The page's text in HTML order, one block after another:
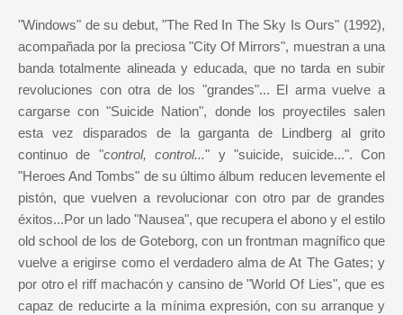
"Windows" de su debut, "The Red In The Sky Is Ours" (1992),
acompañada por la preciosa "City Of Mirrors", muestran a una
banda totalmente alineada y educada, que no tarda en subir
revoluciones con otra de los "grandes"... El arma vuelve a
cargarse con "Suicide Nation", donde los proyectiles salen
esta vez disparados de la garganta de Lindberg al grito
continuo de "control, control..." y "suicide, suicide...". Con
"Heroes And Tombs" de su último álbum reducen levemente el
pistón, que vuelven a revolucionar con otro par de grandes
éxitos...Por un lado "Nausea", que recupera el abono y el estilo
old school de los de Goteborg, con un frontman magnífico que
vuelve a erigirse como el verdadero alma de At The Gates; y
por otro el riff machacón y cansino de "World Of Lies", que es
capaz de reducirte a la mínima expresión, con su arranque y